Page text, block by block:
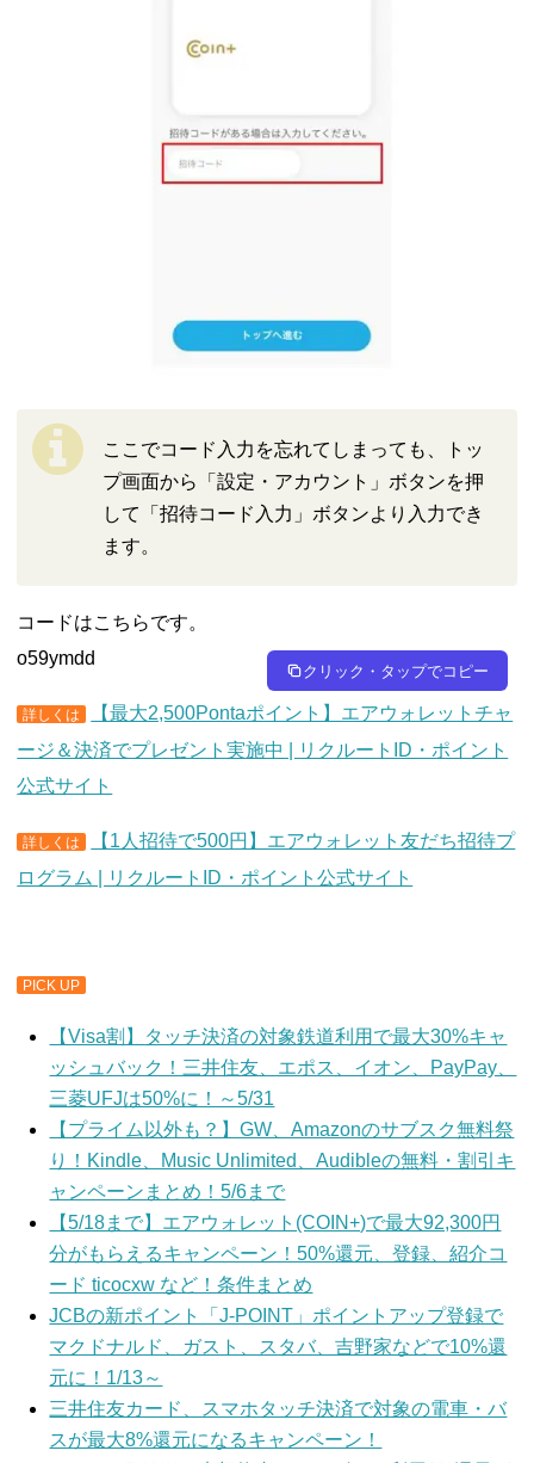
ここでコード入力を忘れてしまっても、トッ
プ画面から「設定・アカウント」ボタンを押
して「招待コード入力」ボタンより入力でき
ます。
コードはこちらです。
o59ymdd
クリック・タップでコピー
詳しくは
【最大2,500Pontaポイント】エアウォレットチャ
ージ＆決済でプレゼント実施中 | リクルートID・ポイント
公式サイト
詳しくは
【1人招待で500円】エアウォレット友だち招待プ
ログラム | リクルートID・ポイント公式サイト
PICK UP
【Visa割】タッチ決済の対象鉄道利用で最大30%キャ
ッシュバック！三井住友、エポス、イオン、PayPay、
三菱UFJは50%に！～5/31
【プライム以外も？】GW、Amazonのサブスク無料祭
り！Kindle、Music Unlimited、Audibleの無料・割引キ
ャンペーンまとめ！5/6まで
【5/18まで】エアウォレット(COIN+)で最大92,300円
分がもらえるキャンペーン！50%還元、登録、紹介コ
ード ticocxw など！条件まとめ
JCBの新ポイント「J-POINT」ポイントアップ登録で
マクドナルド、ガスト、スタバ、吉野家などで10%還
元に！1/13～
三井住友カード、スマホタッチ決済で対象の電車・バ
スが最大8%還元になるキャンペーン！